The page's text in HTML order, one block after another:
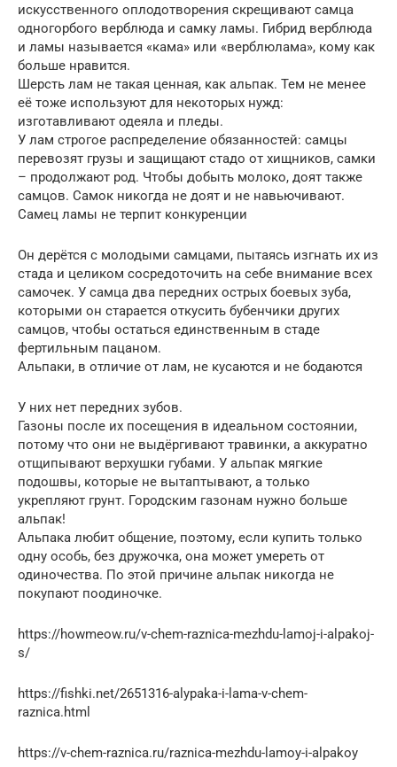
искусственного оплодотворения скрещивают самца
одногорбого верблюда и самку ламы. Гибрид верблюда
и ламы называется «кама» или «верблюлама», кому как
больше нравится.
Шерсть лам не такая ценная, как альпак. Тем не менее
её тоже используют для некоторых нужд:
изготавливают одеяла и пледы.
У лам строгое распределение обязанностей: самцы
перевозят грузы и защищают стадо от хищников, самки
– продолжают род. Чтобы добыть молоко, доят также
самцов. Самок никогда не доят и не навьючивают.
Самец ламы не терпит конкуренции
Он дерётся с молодыми самцами, пытаясь изгнать их из
стада и целиком сосредоточить на себе внимание всех
самочек. У самца два передних острых боевых зуба,
которыми он старается откусить бубенчики других
самцов, чтобы остаться единственным в стаде
фертильным пацаном.
Альпаки, в отличие от лам, не кусаются и не бодаются
У них нет передних зубов.
Газоны после их посещения в идеальном состоянии,
потому что они не выдёргивают травинки, а аккуратно
отщипывают верхушки губами. У альпак мягкие
подошвы, которые не вытаптывают, а только
укрепляют грунт. Городским газонам нужно больше
альпак!
Альпака любит общение, поэтому, если купить только
одну особь, без дружочка, она может умереть от
одиночества. По этой причине альпак никогда не
покупают поодиночке.
https://howmeow.ru/v-chem-raznica-mezhdu-lamoj-i-alpakoj-
s/
https://fishki.net/2651316-alypaka-i-lama-v-chem-
raznica.html
https://v-chem-raznica.ru/raznica-mezhdu-lamoy-i-alpakoy